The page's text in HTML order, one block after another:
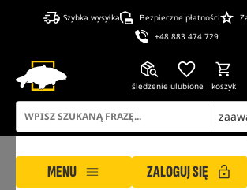
Szybka wysyłka Bezpieczne płatności
+48 883 474 729
śledzenie ulubione koszyk
MENU ZALOGUJ SIĘ